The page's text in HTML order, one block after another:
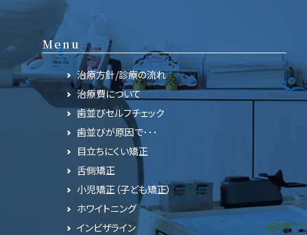
Menu
治療方針/診療の流れ
治療費について
歯並びセルフチェック
歯並びが原因で･･･
目立ちにくい矯正
舌側矯正
小児矯正（子ども矯正）
ホワイトニング
インビザライン